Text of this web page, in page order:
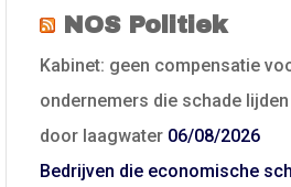
NOS Politiek
Kabinet: geen compensatie
ondernemers die schade lijden
door laagwater 06/08/2026
Bedrijven die economische